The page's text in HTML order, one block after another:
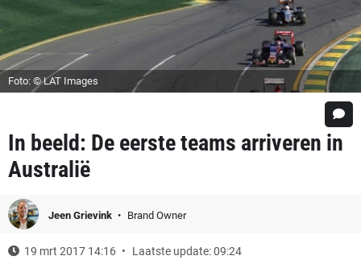
Foto: © LAT Images
In beeld: De eerste teams arriveren in
Australië
Jeen Grievink Brand Owner
19 mrt 2017 14:16 Laatste update: 09:24